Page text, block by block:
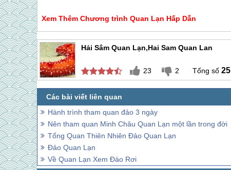
Xem Thêm Chương trìnhQuan Lạn Hấp Dẫn
Hải Sâm Quan Lạn,Hai Sam Quan Lan
23 2 25
Hành trình tham quan đảo 3 ngày
Nên tham quan Minh Châu Quan Lạn một lần trong đời
Tổng Quan Thiên Nhiên Đảo Quan Lạn
Đảo Quan Lạn
Về Quan Lạn Xem Đào Rơi